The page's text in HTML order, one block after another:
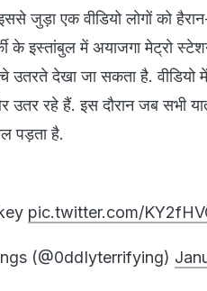
जुड़ा एक वीडियो लोगों को
के इस्तांबुल में अयाजगा मेट्रो
उतरते देखा जा सकता है.
रहे हैं. इस दौरान जब सभी
पड़ता है.
pic.twitter.com/
(@0ddIyterrifying)